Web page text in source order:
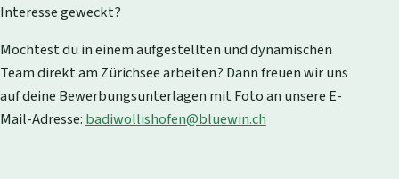
Interesse geweckt?
Möchtest du in einem aufgestellten und dynamischen
Team direkt am Zürichsee arbeiten? Dann freuen wir uns
auf deine Bewerbungsunterlagen mit Foto an unsere E-
Mail-Adresse:badiwollishofen@bluewin.ch